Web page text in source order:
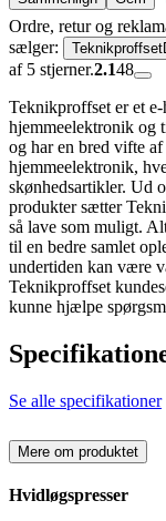
Ordre, retur og
sælger:
af 5 stjerner.2.148
Teknikproffset er et
hjemmeelektronik og
og har en bred vifte
hjemmeelektronik,
skønhedsartikler. Ud
produkter sætter
så lave som muligt.
til en bedre samlet
undertiden kan være
Teknikproffset
kunne hjælpe
Se alle specifikationer
Mere om produktet
Hvidløgspresser